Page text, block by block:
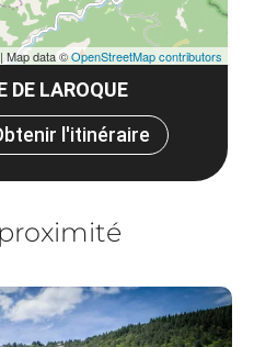
DE LAROQUE
l'itinéraire
Map data ©OpenStreetMap contributors